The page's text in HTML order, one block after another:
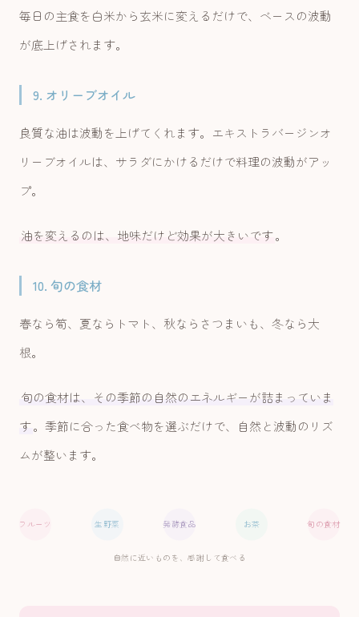
毎日の主食を白米から玄米に変えるだけで、ベースの波動
が底上げされます。
9. オリーブオイル
良質な油は波動を上げてくれます。エキストラバージンオ
リーブオイルは、サラダにかけるだけで料理の波動がアッ
プ。
油を変えるのは、地味だけど効果が大きいです。
10. 旬の食材
春なら筍、夏ならトマト、秋ならさつまいも、冬なら大
根。
旬の食材は、その季節の自然のエネルギーが詰まっていま
す。季節に合った食べ物を選ぶだけで、自然と波動のリズ
ムが整います。
フルーツ 生野菜 発酵食品 お茶 旬の食材
自然に近いものを、感謝して食べる